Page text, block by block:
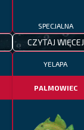
SPECJALNA
CZYTAJ WIĘCEJ
YELAPA
PALMOWIEC